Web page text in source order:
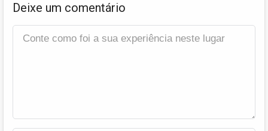
Deixe um comentário